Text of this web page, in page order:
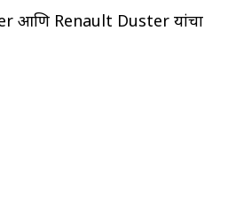
आणि Renault Duster यांचा